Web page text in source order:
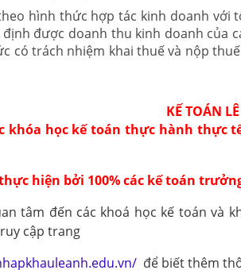
hình thức hợp tác kinh doanh
định được doanh thu kinh doanh của
có trách nhiệm khai thuế và nộp
KẾ TOÁN
khóa học kế toán thực hành thực
hiện bởi 100% các kế toán
tâm đến các khoá học kế toán và
cập trang
để biết thêm